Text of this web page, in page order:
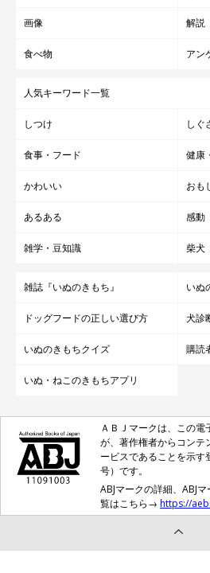
画像 解説
食べ物 アン
人気キーワード一覧
しつけ しぐ
食事・フード 健康
かわいい おも
あるある 感動
雑学・豆知識 柴犬
雑誌『いぬのきもち』 いぬ
ドッグフードの正しい選び方 犬診
いぬのきもちクイズ 購読
いぬ・ねこのきもちアプリ
ＡＢＪマークは、この
が、著作権者からコンテ
ービスであることを示
号）です。
ABJマークの詳細、ABJ
覧はこちら→ https://